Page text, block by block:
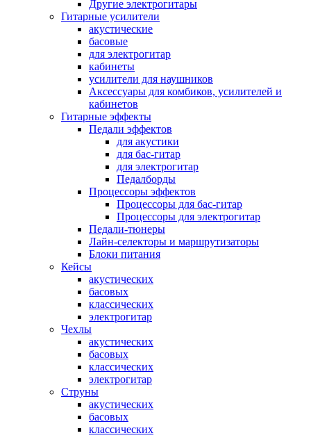
Другие электрогитары
Гитарные усилители
акустические
басовые
для электрогитар
кабинеты
усилители для наушников
Аксессуары для комбиков, усилителей и
кабинетов
Гитарные эффекты
Педали эффектов
для акустики
для бас-гитар
для электрогитар
Педалборды
Процессоры эффектов
Процессоры для бас-гитар
Процессоры для электрогитар
Педали-тюнеры
Лайн-селекторы и маршрутизаторы
Блоки питания
Кейсы
акустических
басовых
классических
электрогитар
Чехлы
акустических
басовых
классических
электрогитар
Струны
акустических
басовых
классических